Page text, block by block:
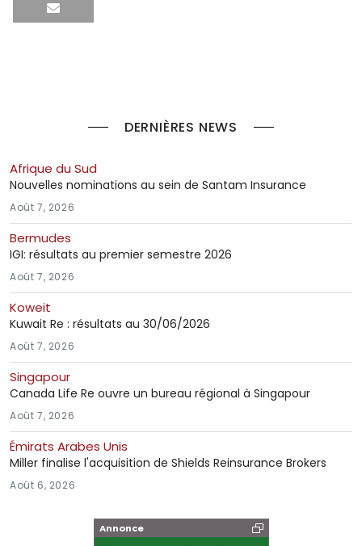
DERNIÈRES NEWS
Afrique du Sud
Nouvelles nominations au sein de Santam Insurance
Août 7, 2026
Bermudes
IGI: résultats au premier semestre 2026
Août 7, 2026
Koweit
Kuwait Re : résultats au 30/06/2026
Août 7, 2026
Singapour
Canada Life Re ouvre un bureau régional à Singapour
Août 7, 2026
Émirats Arabes Unis
Miller finalise l'acquisition de Shields Reinsurance Brokers
Août 6, 2026
Annonce